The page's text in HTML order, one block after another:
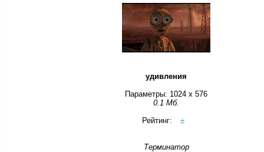
удивления
Параметры: 1024 x 576
0.1 Мб.
Рейтинг:
±
Терминатор